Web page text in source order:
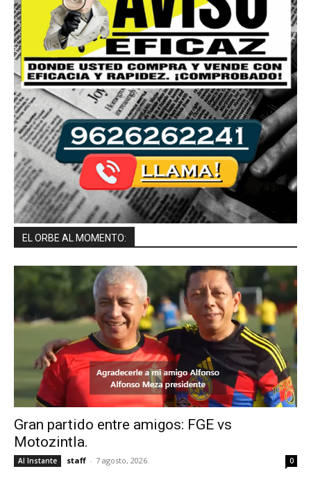
EL ORBE AL MOMENTO:
Gran partido entre amigos: FGE vs
Motozintla.
Al Instante staff - 7 agosto, 2026 0